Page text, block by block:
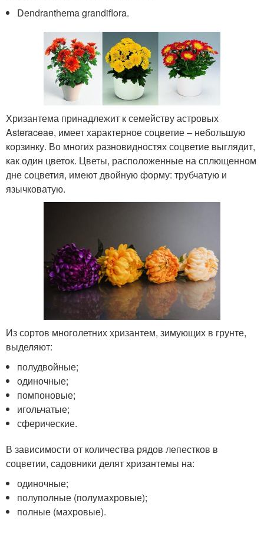
Dendranthema grandiflora.
Хризантема принадлежит к семейству астровых
Asteraceae, имеет характерное соцветие – небольшую
корзинку. Во многих разновидностях соцветие выглядит,
как один цветок. Цветы, расположенные на сплющенном
дне соцветия, имеют двойную форму: трубчатую и
язычковатую.
Из сортов многолетних хризантем, зимующих в грунте,
выделяют:
полудвойные;
одиночные;
помпоновые;
игольчатые;
сферические.
В зависимости от количества рядов лепестков в
соцветии, садовники делят хризантемы на:
одиночные;
полуполные (полумахровые);
полные (махровые).